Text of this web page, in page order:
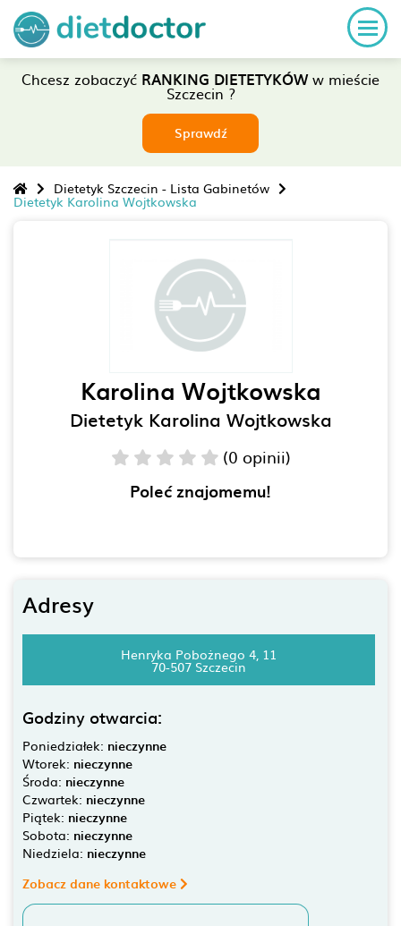
Chcesz zobaczyć RANKING DIETETYKÓWw mieście
Szczecin ?
Sprawdź
Dietetyk Szczecin - Lista Gabinetów
Dietetyk Karolina Wojtkowska
Karolina Wojtkowska
Dietetyk Karolina Wojtkowska
(0 opinii)
Poleć znajomemu!
Adresy
Henryka Pobożnego 4, 11
70-507 Szczecin
Godziny otwarcia:
Poniedziałek: nieczynne
Wtorek: nieczynne
Środa: nieczynne
Czwartek: nieczynne
Piątek: nieczynne
Sobota: nieczynne
Niedziela: nieczynne
Zobacz dane kontaktowe